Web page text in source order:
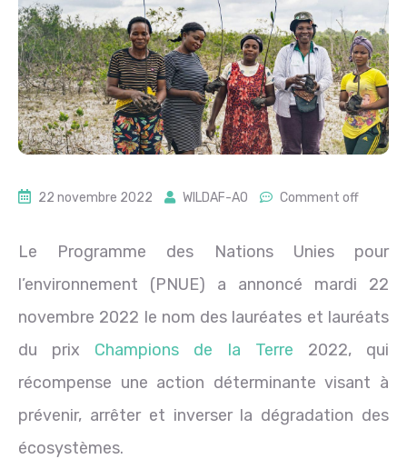
22 novembre 2022 WILDAF-AO Comment off
Le Programme des Nations Unies pour
l’environnement (PNUE) a annoncé mardi 22
novembre 2022 le nom des lauréates et lauréats
du prix Champions de la Terre 2022, qui
récompense une action déterminante visant à
prévenir, arrêter et inverser la dégradation des
écosystèmes.